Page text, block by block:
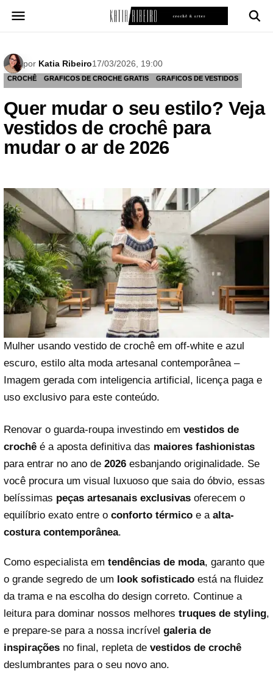
para
por Katia Ribeiro17/03/2026, 19:00
CROCHÊ GRAFICOS DE CROCHE GRATIS GRAFICOS DE VESTIDOS
Quer mudar o seu estilo? Veja
vestidos de crochê para
mudar o ar de 2026
Mulher usando vestido de crochê em off-white e azul
escuro, estilo alta moda artesanal contemporânea –
Imagem gerada com inteligencia artificial, licença paga e
uso exclusivo para este conteúdo.
Renovar o guarda-roupa investindo em vestidos de
crochê é a aposta definitiva das maiores fashionistas
para entrar no ano de 2026 esbanjando originalidade. Se
você procura um visual luxuoso que saia do óbvio, essas
belíssimas peças artesanais exclusivas oferecem o
equilíbrio exato entre o conforto térmico e a alta-
costura contemporânea.
Como especialista em tendências de moda, garanto que
o grande segredo de um look sofisticado está na fluidez
da trama e na escolha do design correto. Continue a
leitura para dominar nossos melhores truques de styling,
e prepare-se para a nossa incrível galeria de
inspirações no final, repleta de vestidos de crochê
deslumbrantes para o seu novo ano.